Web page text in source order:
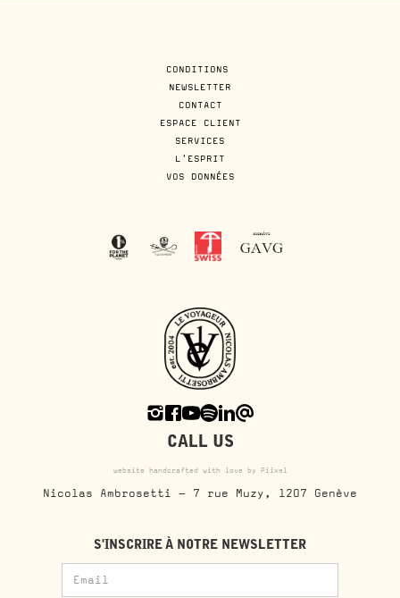
CONDITIONS
NEWSLETTER
CONTACT
ESPACE CLIENT
SERVICES
L'ESPRIT
VOS DONNÉES
CALL US
website handcrafted with love by Piixel
Nicolas Ambrosetti - 7 rue Muzy, 1207 Genève
S'INSCRIRE À NOTRE NEWSLETTER